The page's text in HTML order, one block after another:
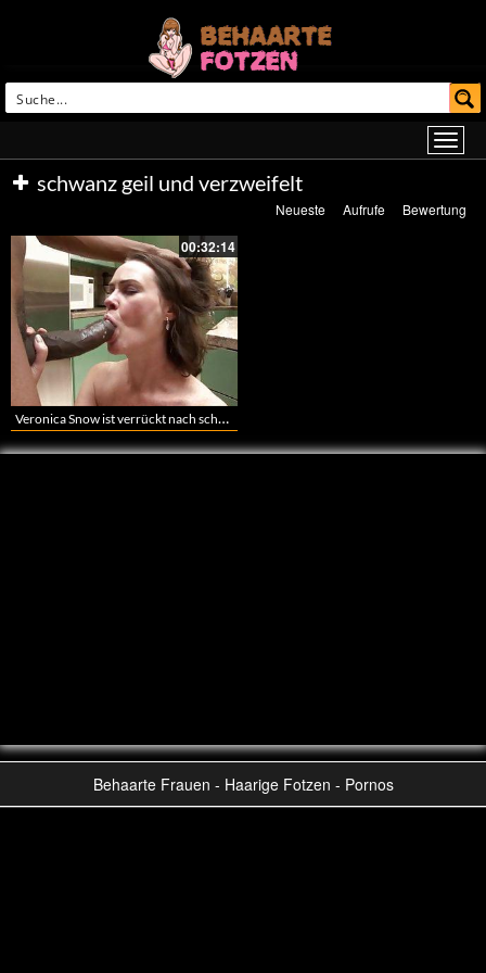
schwanz geil und verzweifelt
Neueste Aufrufe Bewertung
00:32:14
Veronica Snow ist verrückt nach schwarzen Schwänzen
Behaarte Frauen - Haarige Fotzen - Pornos